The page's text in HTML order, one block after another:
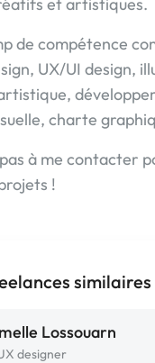
de compétence
UX/UI design,
charte
à me contacter
!
similaires
Lossouarn
designer